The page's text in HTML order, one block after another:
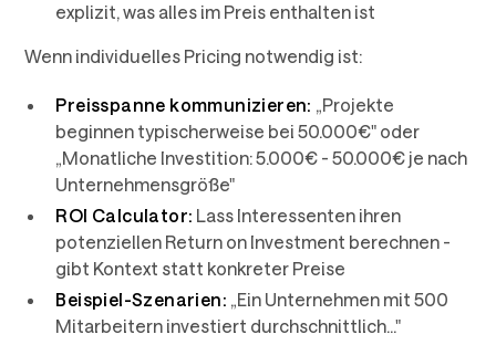
explizit, was alles im Preis enthalten ist
Wenn individuelles Pricing notwendig ist:
Preisspanne kommunizieren: „Projekte
beginnen typischerweise bei 50.000€" oder
„Monatliche Investition: 5.000€ - 50.000€ je nach
Unternehmensgröße"
ROI Calculator: Lass Interessenten ihren
potenziellen Return on Investment berechnen -
gibt Kontext statt konkreter Preise
Beispiel-Szenarien: „Ein Unternehmen mit 500
Mitarbeitern investiert durchschnittlich..."